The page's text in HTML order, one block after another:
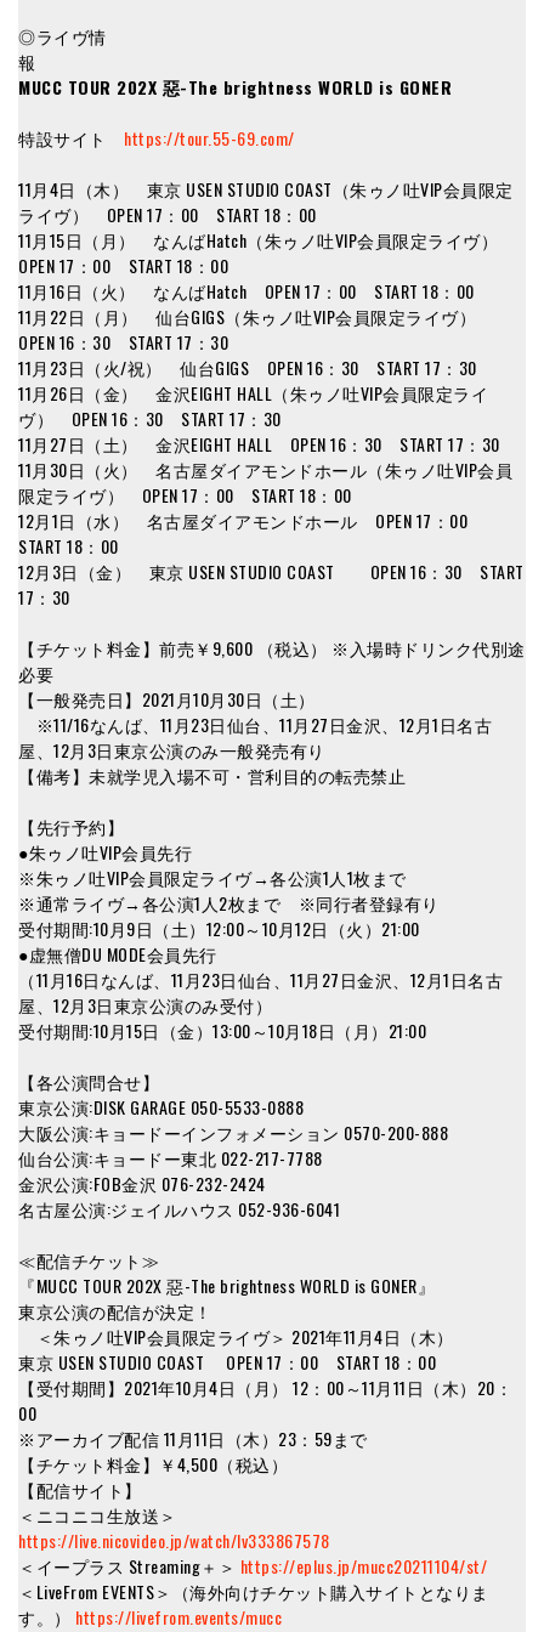
◎ライヴ情
報
MUCC TOUR 202X 惡-The brightness WORLD is GONER
特設サイト https://tour.55-69.com/
11月4日（木） 東京 USEN STUDIO COAST（朱ゥノ吐VIP会員限定
ライヴ） OPEN 17：00 START 18：00
11月15日（月） なんばHatch（朱ゥノ吐VIP会員限定ライヴ）
OPEN 17：00 START 18：00
11月16日（火） なんばHatch OPEN 17：00 START 18：00
11月22日（月） 仙台GIGS（朱ゥノ吐VIP会員限定ライヴ）
OPEN 16：30 START 17：30
11月23日（火/祝） 仙台GIGS OPEN 16：30 START 17：30
11月26日（金） 金沢EIGHT HALL（朱ゥノ吐VIP会員限定ライ
ヴ） OPEN 16：30 START 17：30
11月27日（土） 金沢EIGHT HALL OPEN 16：30 START 17：30
11月30日（火） 名古屋ダイアモンドホール（朱ゥノ吐VIP会員
限定ライヴ） OPEN 17：00 START 18：00
12月1日（水） 名古屋ダイアモンドホール OPEN 17：00
START 18：00
12月3日（金） 東京 USEN STUDIO COAST OPEN 16：30 START
17：30
【チケット料金】前売￥9,600 （税込） ※入場時ドリンク代別途
必要
【一般発売日】2021月10月30日（土）
※11/16なんば、11月23日仙台、11月27日金沢、12月1日名古
屋、12月3日東京公演のみ一般発売有り
【備考】未就学児入場不可・営利目的の転売禁止
【先行予約】
●朱ゥノ吐VIP会員先行
※朱ゥノ吐VIP会員限定ライヴ→各公演1人1枚まで
※通常ライヴ→各公演1人2枚まで ※同行者登録有り
受付期間:10月9日（土）12:00～10月12日（火）21:00
●虚無僧DU MODE会員先行
（11月16日なんば、11月23日仙台、11月27日金沢、12月1日名古
屋、12月3日東京公演のみ受付）
受付期間:10月15日（金）13:00～10月18日（月）21:00
【各公演問合せ】
東京公演:DISK GARAGE 050-5533-0888
大阪公演:キョードーインフォメーション 0570-200-888
仙台公演:キョードー東北 022-217-7788
金沢公演:FOB金沢 076-232-2424
名古屋公演:ジェイルハウス 052-936-6041
≪配信チケット≫
『MUCC TOUR 202X 惡-The brightness WORLD is GONER』
東京公演の配信が決定！
＜朱ゥノ吐VIP会員限定ライヴ＞ 2021年11月4日（木）
東京 USEN STUDIO COAST OPEN 17：00 START 18：00
【受付期間】2021年10月4日（月） 12：00～11月11日（木）20：
00
※アーカイブ配信 11月11日（木）23：59まで
【チケット料金】￥4,500（税込）
【配信サイト】
＜ニコニコ生放送＞
https://live.nicovideo.jp/watch/lv333867578
＜イープラス Streaming＋＞ https://eplus.jp/mucc20211104/st/
＜LiveFrom EVENTS＞（海外向けチケット購入サイトとなりま
す。） https://livefrom.events/mucc